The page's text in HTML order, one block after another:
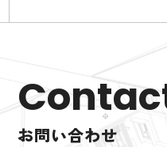
お問い合わせ